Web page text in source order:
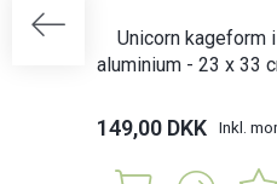
Unicorn kageform i
aluminium - 23 x 33
149,00 DKK Inkl.